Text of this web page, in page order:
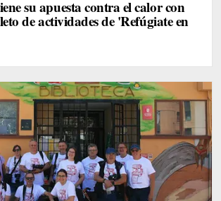
su apuesta contra el calor con
de actividades de 'Refúgiate en